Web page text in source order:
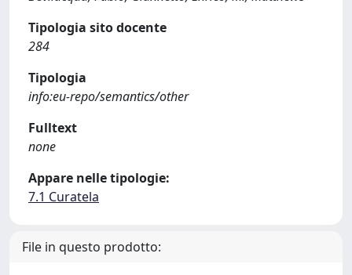
Tipologia sito docente
284
Tipologia
info:eu-repo/semantics/other
Fulltext
none
Appare nelle tipologie:
7.1 Curatela
File in questo prodotto: